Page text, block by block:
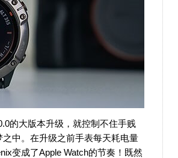
的大版本升级，就控制不住手贱
中。在升级之前手表每天耗电量
变成了Apple Watch的节奏！既然